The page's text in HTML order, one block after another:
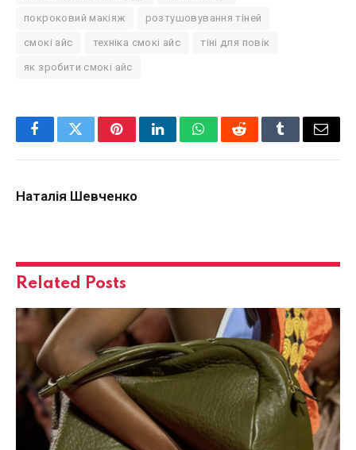
покроковий макіяж розтушовування тіней
смокі айс техніка смокі айс тіні для повік
як зробити смокі айс
FacebookTwitterPinterestLinkedInWhatsAppRedditTumblrEmail
Наталія Шевченко
Related Posts